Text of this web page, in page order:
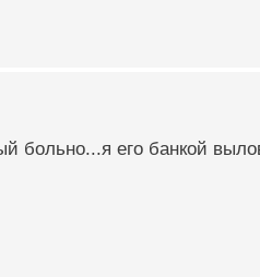
больно...я его банкой